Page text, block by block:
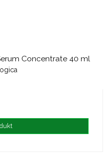
Concentrate 40 ml